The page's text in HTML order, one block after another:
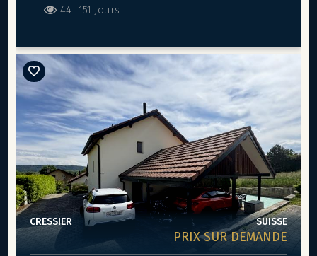
44 151 Jours
CRESSIER SUISSE
PRIX SUR DEMANDE